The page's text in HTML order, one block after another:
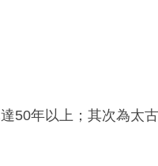
50年以上；其次為太